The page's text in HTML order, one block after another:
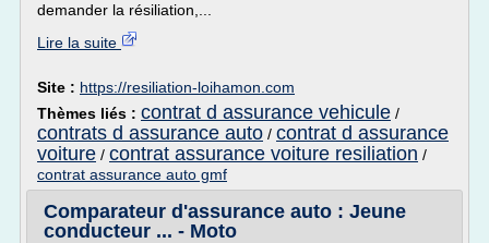
demander la résiliation,...
Lire la suite
Site : https://resiliation-loihamon.com
Thèmes liés : contrat d assurance vehicule /
contrats d assurance auto / contrat d assurance
voiture / contrat assurance voiture resiliation /
contrat assurance auto gmf
Comparateur d'assurance auto : Jeune
conducteur ... - Moto